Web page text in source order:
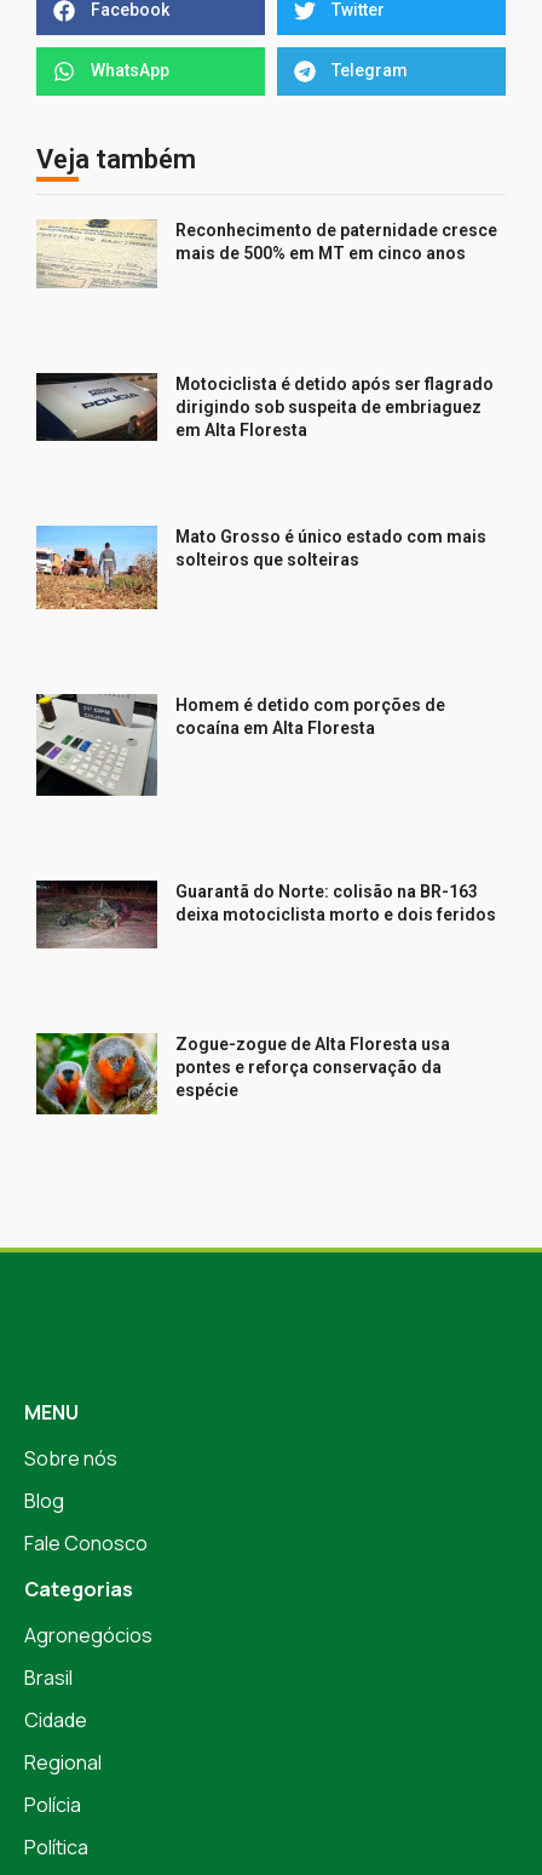
Facebook Twitter
WhatsApp Telegram
Veja também
Reconhecimento de paternidade cresce
mais de 500% em MT em cinco anos
Motociclista é detido após ser flagrado
dirigindo sob suspeita de embriaguez
em Alta Floresta
Mato Grosso é único estado com mais
solteiros que solteiras
Homem é detido com porções de
cocaína em Alta Floresta
Guarantã do Norte: colisão na BR-163
deixa motociclista morto e dois feridos
Zogue-zogue de Alta Floresta usa
pontes e reforça conservação da
espécie
MENU
Sobre nós
Blog
Fale Conosco
Categorias
Agronegócios
Brasil
Cidade
Regional
Polícia
Política